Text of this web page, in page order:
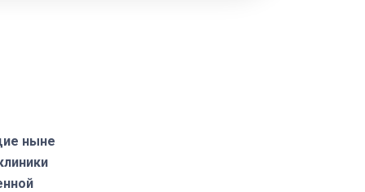
ныне